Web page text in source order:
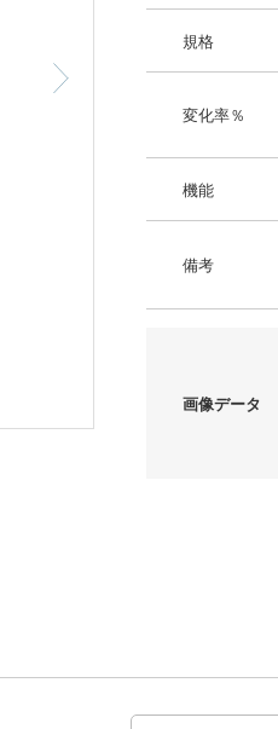
規格
変化率％
機能
備考
画像データ